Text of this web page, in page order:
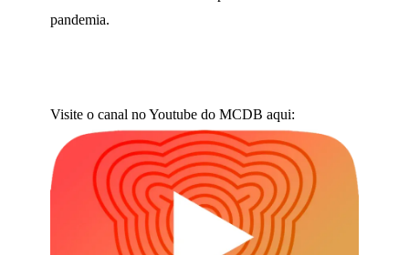
pandemia.
Visite o canal no Youtube do MCDB aqui: